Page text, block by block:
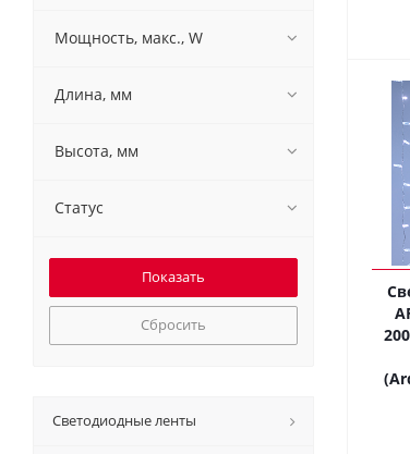
Мощность, макс., W
Длина, мм
Высота, мм
Статус
Сбросить
Светодиодные ленты